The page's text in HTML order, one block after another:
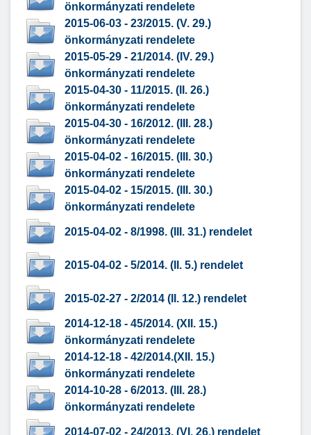
önkormányzati rendelete
2015-06-03 - 23/2015. (V. 29.)
önkormányzati rendelete
2015-05-29 - 21/2014. (IV. 29.)
önkormányzati rendelete
2015-04-30 - 11/2015. (II. 26.)
önkormányzati rendelete
2015-04-30 - 16/2012. (III. 28.)
önkormányzati rendelete
2015-04-02 - 16/2015. (III. 30.)
önkormányzati rendelete
2015-04-02 - 15/2015. (III. 30.)
önkormányzati rendelete
2015-04-02 - 8/1998. (III. 31.) rendelet
2015-04-02 - 5/2014. (II. 5.) rendelet
2015-02-27 - 2/2014 (II. 12.) rendelet
2014-12-18 - 45/2014. (XII. 15.)
önkormányzati rendelete
2014-12-18 - 42/2014.(XII. 15.)
önkormányzati rendelete
2014-10-28 - 6/2013. (III. 28.)
önkormányzati rendelete
2014-07-02 - 24/2013. (VI. 26.) rendelet